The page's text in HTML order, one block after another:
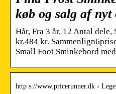
køb og salg af nyt
Hår, Fra 3 år, 12 Antal dele,
kr.484 kr.
Small Foot Sminkebord
http s://www.pricerunner.dk ›